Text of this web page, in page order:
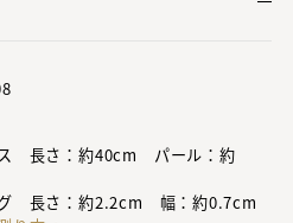
長さ：約40cm パール：約
長さ：約2.2cm 幅：約0.7cm